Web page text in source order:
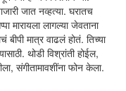
जात नव्हत्या. घरातच
मारायला लागल्या जेवताना
बीपी मात्र वाढलं होतं. तिच्या
थोडी विश्रांती होईल,
संगीतामावशींना फोन केला.